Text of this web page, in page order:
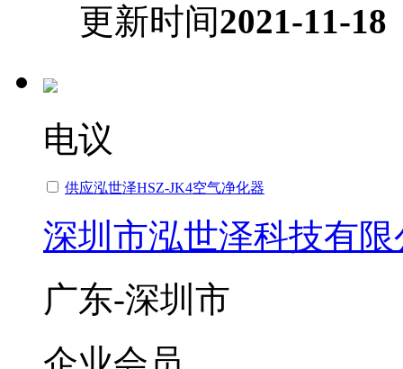
更新时间2021-11-18
电议
供应泓世泽HSZ-JK4空气净化器
深圳市泓世泽科技有限
广东-深圳市